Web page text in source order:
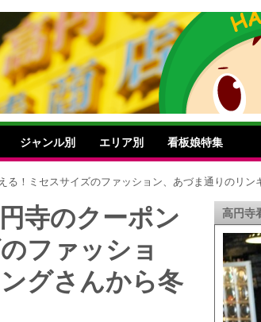
ジャンル別 エリア別 看板娘特集
る！ミセスサイズのファッション、あづま通りのリ
寺のクーポン
ファッショ
グさんから冬
高円寺